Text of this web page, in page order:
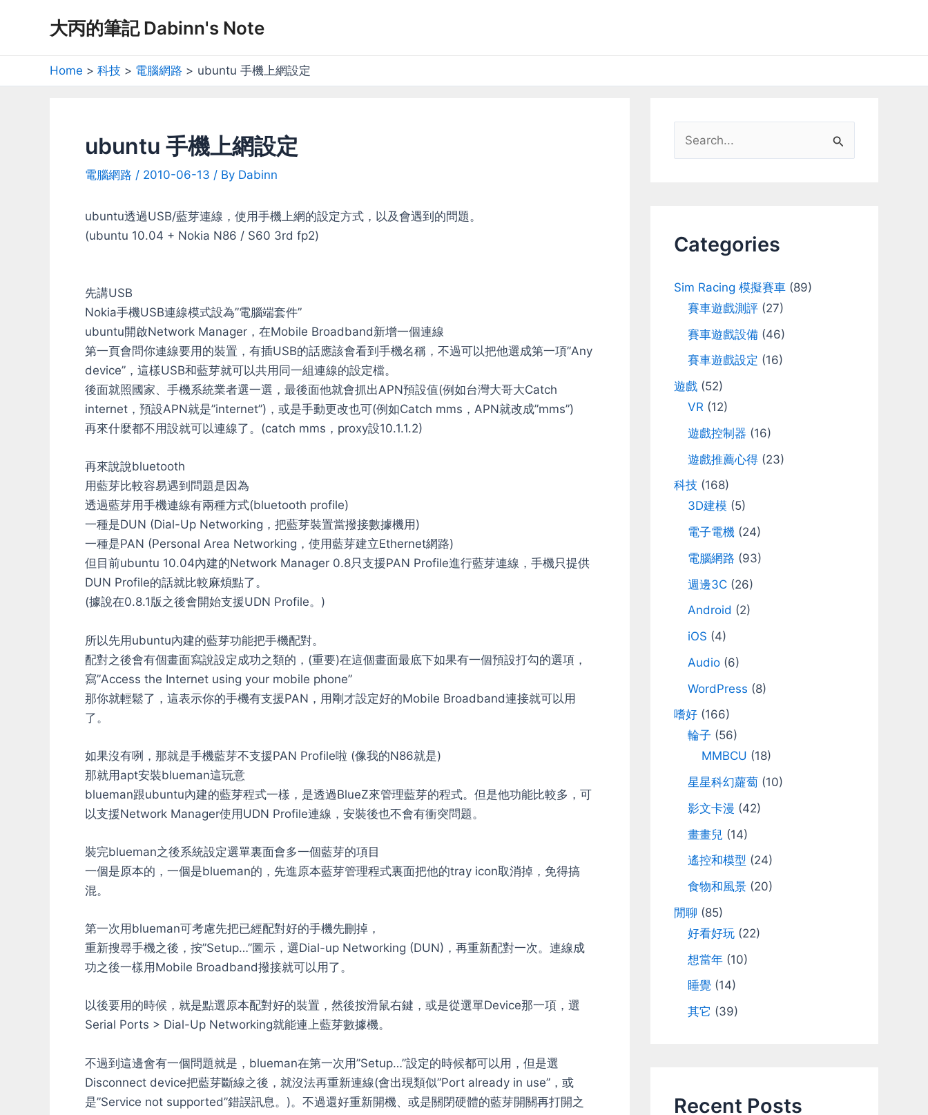
大丙的筆記 Dabinn's Note
Home 科技 電腦網路 ubuntu 手機上網設定
ubuntu 手機上網設定
電腦網路 / 2010-06-13 / By Dabinn
ubuntu透過USB/藍芽連線，使用手機上網的設定方式，以及會遇到的問題。
(ubuntu 10.04 + Nokia N86 / S60 3rd fp2)
先講USB
Nokia手機USB連線模式設為”電腦端套件”
ubuntu開啟Network Manager，在Mobile Broadband新增一個連線
第一頁會問你連線要用的裝置，有插USB的話應該會看到手機名稱，不過可以把他選成第一項”Any
device”，這樣USB和藍芽就可以共用同一組連線的設定檔。
後面就照國家、手機系統業者選一選，最後面他就會抓出APN預設值(例如台灣大哥大Catch
internet，預設APN就是”internet”)，或是手動更改也可(例如Catch mms，APN就改成”mms”)
再來什麼都不用設就可以連線了。(catch mms，proxy設10.1.1.2)
再來說說bluetooth
用藍芽比較容易遇到問題是因為
透過藍芽用手機連線有兩種方式(bluetooth profile)
一種是DUN (Dial-Up Networking，把藍芽裝置當撥接數據機用)
一種是PAN (Personal Area Networking，使用藍芽建立Ethernet網路)
但目前ubuntu 10.04內建的Network Manager 0.8只支援PAN Profile進行藍芽連線，手機只提供
DUN Profile的話就比較麻煩點了。
(據說在0.8.1版之後會開始支援UDN Profile。)
所以先用ubuntu內建的藍芽功能把手機配對。
配對之後會有個畫面寫說設定成功之類的，(重要)在這個畫面最底下如果有一個預設打勾的選項，
寫”Access the Internet using your mobile phone”
那你就輕鬆了，這表示你的手機有支援PAN，用剛才設定好的Mobile Broadband連接就可以用
了。
如果沒有咧，那就是手機藍芽不支援PAN Profile啦 (像我的N86就是)
那就用apt安裝blueman這玩意
blueman跟ubuntu內建的藍芽程式一樣，是透過BlueZ來管理藍芽的程式。但是他功能比較多，可
以支援Network Manager使用UDN Profile連線，安裝後也不會有衝突問題。
裝完blueman之後系統設定選單裏面會多一個藍芽的項目
一個是原本的，一個是blueman的，先進原本藍芽管理程式裏面把他的tray icon取消掉，免得搞
混。
第一次用blueman可考慮先把已經配對好的手機先刪掉，
重新搜尋手機之後，按”Setup…”圖示，選Dial-up Networking (DUN)，再重新配對一次。連線成
功之後一樣用Mobile Broadband撥接就可以用了。
以後要用的時候，就是點選原本配對好的裝置，然後按滑鼠右鍵，或是從選單Device那一項，選
Serial Ports > Dial-Up Networking就能連上藍芽數據機。
不過到這邊會有一個問題就是，blueman在第一次用”Setup…”設定的時候都可以用，但是選
Disconnect device把藍芽斷線之後，就沒法再重新連線(會出現類似”Port already in use”，或
是”Service not supported”錯誤訊息。)。不過還好重新開機、或是關閉硬體的藍芽開關再打開之
e
h
Categories
Sim Racing 模擬賽車 (89)
賽車遊戲測評 (27)
賽車遊戲設備 (46)
賽車遊戲設定 (16)
遊戲 (52)
VR (12)
遊戲控制器 (16)
遊戲推薦心得 (23)
科技 (168)
3D建模 (5)
電子電機 (24)
電腦網路 (93)
週邊3C (26)
Android (2)
iOS (4)
Audio (6)
WordPress (8)
嗜好 (166)
輪子 (56)
MMBCU (18)
星星科幻蘿蔔 (10)
影文卡漫 (42)
畫畫兒 (14)
遙控和模型 (24)
食物和風景 (20)
閒聊 (85)
好看好玩 (22)
想當年 (10)
睡覺 (14)
其它 (39)
Recent Posts